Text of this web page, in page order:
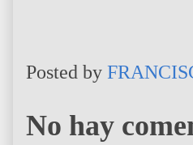
Posted by
No hay